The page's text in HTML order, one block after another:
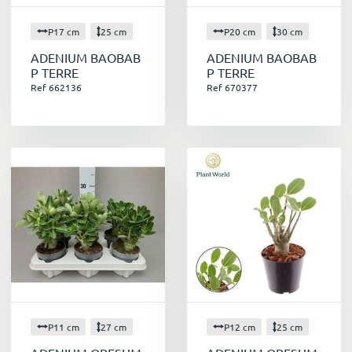
forme pour chaque jardin.
Parfums :Envoûtants, délicats ou fruités, les
parfums de nos plantes fleuries
embaumeront votre jardin et créeront une
Des plantes pour toutes les saisons
Du printemps à l'automne, nos plantes vous
garantissent un spectacle de couleurs et de
senteurs.
Printemps
:Tulipes, narcisses, primevères, pensées... le
s fleurs printanières illuminent votre jardin
après les longs mois d'hiver.
Été
: Roses, géraniums, pétunias, surfinias... les
fleurs d'été apportent une touche de gaieté
et de chaleur à votre terrasse ou balcon.
P17 cm 25 cm
ADENIUM BAOBAB
P TERRE
Ref 662136
P20 cm 30 cm
ADENIUM BAOBAB
P TERRE
Ref 670377
P11 cm 27 cm P12 cm 25 cm